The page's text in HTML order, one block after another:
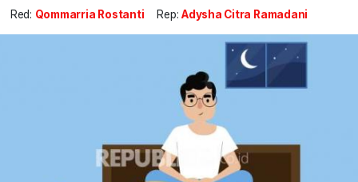
Red: Qommarria Rostanti Rep: Adysha Citra Ramadani